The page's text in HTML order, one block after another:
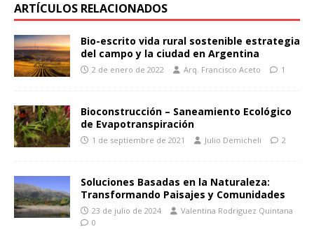
ARTÍCULOS RELACIONADOS
Bio-escrito vida rural sostenible estrategia
del campo y la ciudad en Argentina
2 de enero de 2022 Arq. Francisco Aceto 1
Bioconstrucción – Saneamiento Ecológico
de Evapotranspiración
1 de septiembre de 2021 Julio Demicheli 2
Soluciones Basadas en la Naturaleza:
Transformando Paisajes y Comunidades
23 de julio de 2024
Valentina Rodriguez Quintana
0